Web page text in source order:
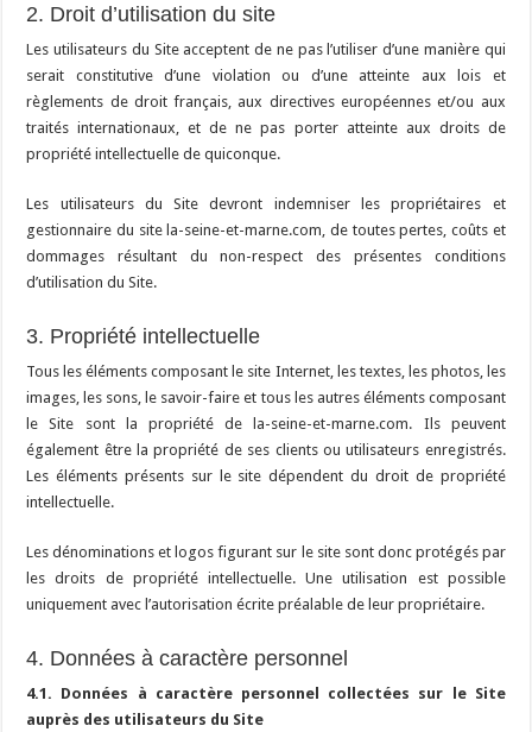
2. Droit d’utilisation du site
Les utilisateurs du Site acceptent de ne pas l’utiliser d’une manière qui
serait constitutive d’une violation ou d’une atteinte aux lois et
règlements de droit français, aux directives européennes et/ou aux
traités internationaux, et de ne pas porter atteinte aux droits de
propriété intellectuelle de quiconque.
Les utilisateurs du Site devront indemniser les propriétaires et
gestionnaire du site la-seine-et-marne.com, de toutes pertes, coûts et
dommages résultant du non-respect des présentes conditions
d’utilisation du Site.
3. Propriété intellectuelle
Tous les éléments composant le site Internet, les textes, les photos, les
images, les sons, le savoir-faire et tous les autres éléments composant
le Site sont la propriété de la-seine-et-marne.com. Ils peuvent
également être la propriété de ses clients ou utilisateurs enregistrés.
Les éléments présents sur le site dépendent du droit de propriété
intellectuelle.
Les dénominations et logos figurant sur le site sont donc protégés par
les droits de propriété intellectuelle. Une utilisation est possible
uniquement avec l’autorisation écrite préalable de leur propriétaire.
4. Données à caractère personnel
4.1. Données à caractère personnel collectées sur le Site
auprès des utilisateurs du Site